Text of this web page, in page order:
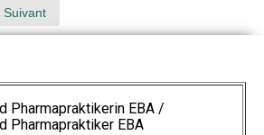
Suivant
Pharmapraktikerin EBA /
Pharmapraktiker EBA